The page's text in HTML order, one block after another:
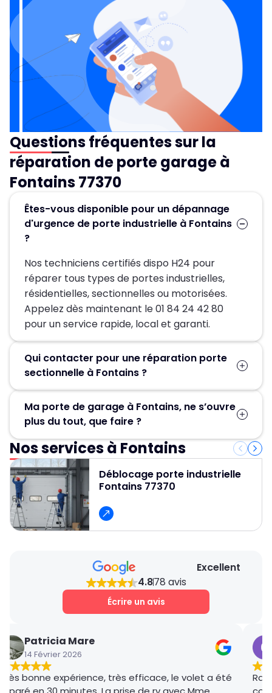
Questions fréquentes sur la
réparation de porte garage à
Fontains 77370
Êtes-vous disponible pour un dépannage
d'urgence de porte industrielle à Fontains
?
Nos techniciens certifiés dispo H24 pour
réparer tous types de portes industrielles,
résidentielles, sectionnelles ou motorisées.
Appelez dès maintenant le 01 84 24 42 80
pour un service rapide, local et garanti.
Qui contacter pour une réparation porte
sectionnelle à Fontains ?
Fontains, contactez MGParis au 01 84 24 42 80
! Nos artisans serruriers assurent un
dépannage rapide et efficace en 30 minute.
Ma porte de garage à Fontains, ne s’ouvre
plus du tout, que faire ?
Contactez Métallerie Grand Paris pour un
service de déblocage porte de garage rapide,
fiable et professionnel et pour obtenir un devis
gratuit et des conseils personnalisés.
Nos services à Fontains
Déblocage porte industrielle
Fontains 77370
Excellent
4.878 avis
Écrire un avis
Patricia Mare
14 Février 2026
Très bonne expérience, très efficace, le volet a été